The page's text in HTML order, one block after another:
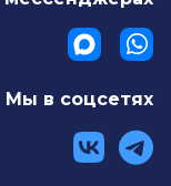
Мы в соцсетях